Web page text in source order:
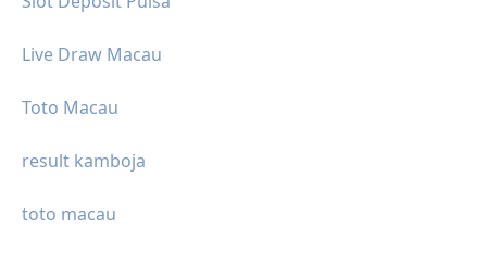
Live Draw Macau
Toto Macau
result kamboja
toto macau